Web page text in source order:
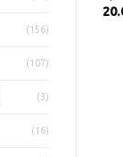
(156)
(107)
(3)
(16)